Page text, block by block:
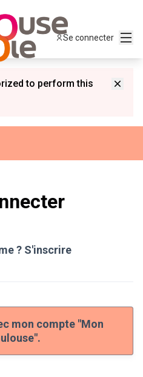
Se connecter
to perform this
? S'inscrire
mon compte "Mon